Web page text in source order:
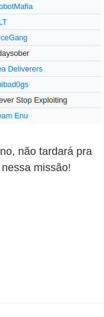
não tardará pra
nessa missão!